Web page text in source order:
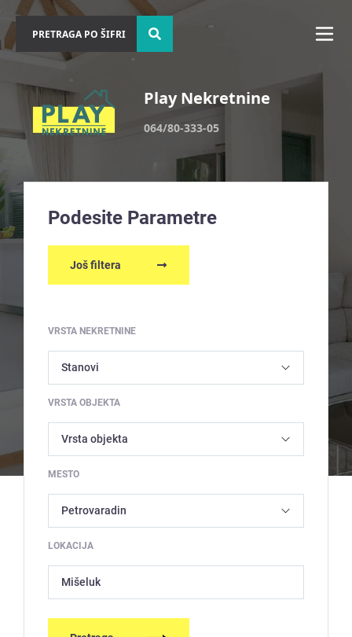
Play Nekretnine
064/80-333-05
Podesite Parametre
Još filtera
VRSTA NEKRETNINE
VRSTA OBJEKTA
MESTO
LOKACIJA
Mišeluk